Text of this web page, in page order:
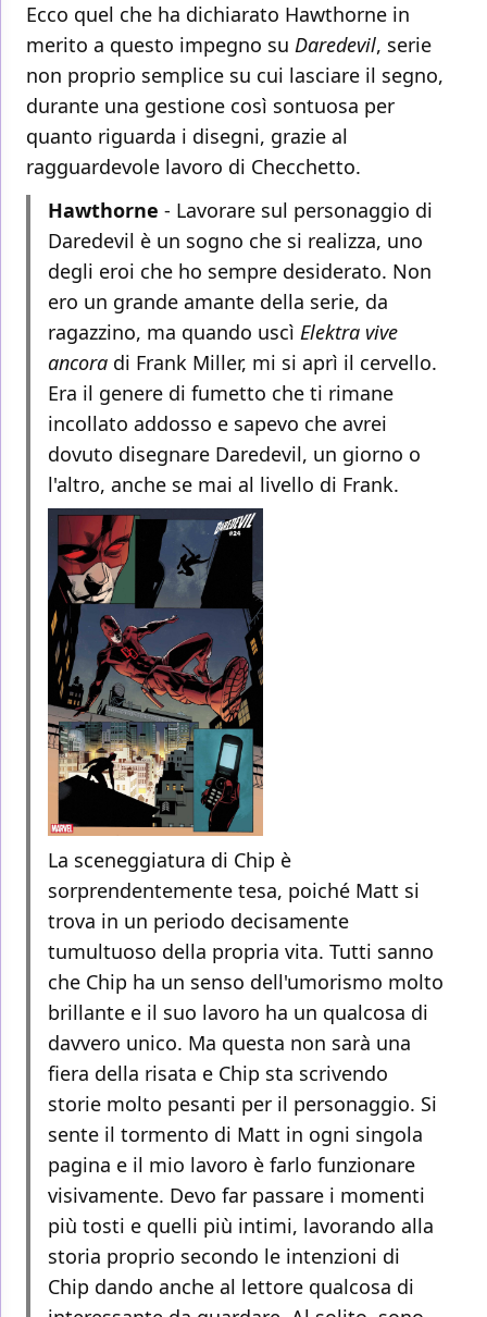
Ecco quel che ha dichiarato Hawthorne in
merito a questo impegno su Daredevil, serie
non proprio semplice su cui lasciare il segno,
durante una gestione così sontuosa per
quanto riguarda i disegni, grazie al
ragguardevole lavoro di Checchetto.
Hawthorne - Lavorare sul personaggio di
Daredevil è un sogno che si realizza, uno
degli eroi che ho sempre desiderato. Non
ero un grande amante della serie, da
ragazzino, ma quando uscì Elektra vive
ancora di Frank Miller, mi si aprì il cervello.
Era il genere di fumetto che ti rimane
incollato addosso e sapevo che avrei
dovuto disegnare Daredevil, un giorno o
l'altro, anche se mai al livello di Frank.
La sceneggiatura di Chip è
sorprendentemente tesa, poiché Matt si
trova in un periodo decisamente
tumultuoso della propria vita. Tutti sanno
che Chip ha un senso dell'umorismo molto
brillante e il suo lavoro ha un qualcosa di
davvero unico. Ma questa non sarà una
fiera della risata e Chip sta scrivendo
storie molto pesanti per il personaggio. Si
sente il tormento di Matt in ogni singola
pagina e il mio lavoro è farlo funzionare
visivamente. Devo far passare i momenti
più tosti e quelli più intimi, lavorando alla
storia proprio secondo le intenzioni di
Chip dando anche al lettore qualcosa di